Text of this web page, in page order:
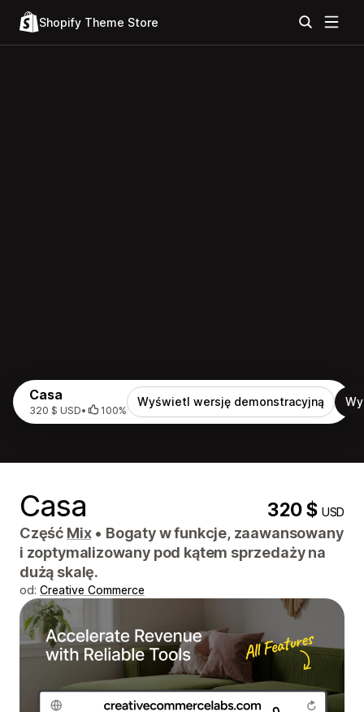
Shopify Theme Store
Casa
320 $ USD• 100%
Wyświetl wersję demonstracyjną
Casa 320 $USD
Część Mix • Bogaty w funkcje, zaawansowany
i zoptymalizowany pod kątem sprzedaży na
dużą skalę.
od: Creative Commerce